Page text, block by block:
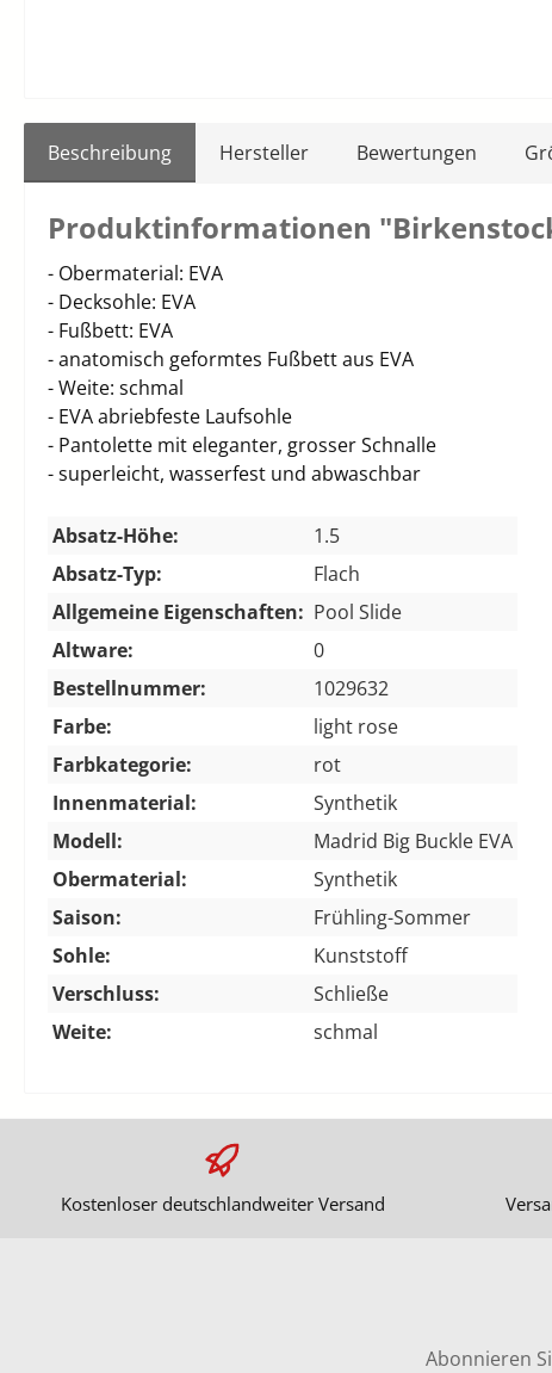
Beschreibung Hersteller Bewertungen
Produktinformationen
- Obermaterial: EVA
- Decksohle: EVA
- Fußbett: EVA
- anatomisch geformtes Fußbett aus EVA
- Weite: schmal
- EVA abriebfeste Laufsohle
- Pantolette mit eleganter, grosser Schnalle
- superleicht, wasserfest und abwaschbar
Absatz-Höhe:
1.5
Absatz-Typ:
Flach
Allgemeine Eigenschaften: Pool Slide
Altware:
0
Bestellnummer:
1029632
Farbe:
light rose
Farbkategorie:
rot
Innenmaterial:
Synthetik
Modell:
Madrid Big Buckle EVA
Obermaterial:
Synthetik
Saison:
Frühling-Sommer
Sohle:
Kunststoff
Verschluss:
Schließe
Weite:
schmal
Kostenloser deutschlandweiter Versand
Abonnieren